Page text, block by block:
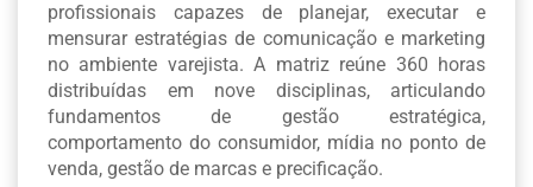
profissionais capazes de planejar, executar e
mensurar estratégias de comunicação e marketing
no ambiente varejista. A matriz reúne 360 horas
distribuídas em nove disciplinas, articulando
fundamentos de gestão estratégica,
comportamento do consumidor, mídia no ponto de
venda, gestão de marcas e precificação.